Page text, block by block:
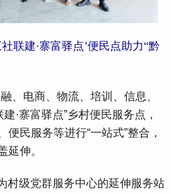
联建·寨富驿点’便民点助力“黔
电商、物流、培训、信息、
·寨富驿点”乡村便民服务点，
民服务等进行“一站式”整合，
延伸。
级党群服务中心的延伸服务站